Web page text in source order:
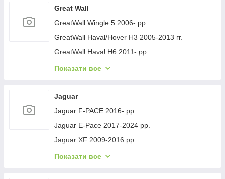
Geely Emgrand EC7 2009- рр.
Geely Emgrand X7 2011- рр.
Geely LC Cross 2008-2016 гг.
Geely MK 2006-2014 рр.
Geely MK Cross 2010-2016 рр.
Great Wall
GreatWall Wingle 5 2006- рр.
GreatWall Haval/Hover H3 2005-2013 гг.
GreatWall Haval H6 2011- рр.
GreatWall Haval F7 2018-2024 рр.
Показати все
Jaguar
Jaguar F-PACE 2016- рр.
Jaguar E-Pace 2017-2024 рр.
Jaguar XF 2009-2016 рр.
Jaguar XF 2016- рр.
Показати все